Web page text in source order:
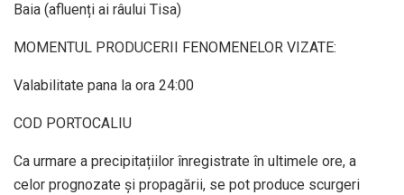
Baia (afluenți ai râului Tisa)
MOMENTUL PRODUCERII FENOMENELOR VIZATE:
Valabilitate pana la ora 24:00
COD PORTOCALIU
Ca urmare a precipitațiilor înregistrate în ultimele ore, a
celor prognozate şi propagării, se pot produce scurgeri